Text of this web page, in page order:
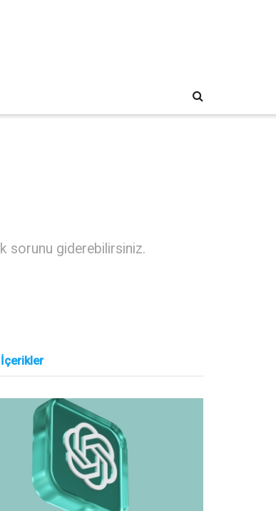
sorunu giderebilirsiniz.
İçerikler